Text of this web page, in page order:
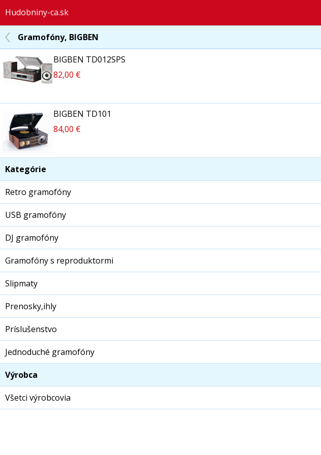
Hudobniny-ca.sk
Gramofóny, BIGBEN
BIGBEN TD012SPS
82,00 €
BIGBEN TD101
84,00 €
Kategórie
Retro gramofóny
USB gramofóny
DJ gramofóny
Gramofóny s reproduktormi
Slipmaty
Prenosky,ihly
Príslušenstvo
Jednoduché gramofóny
Výrobca
Všetci výrobcovia